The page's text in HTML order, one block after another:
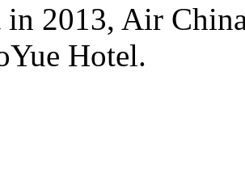
in 2013, Air
Hotel.